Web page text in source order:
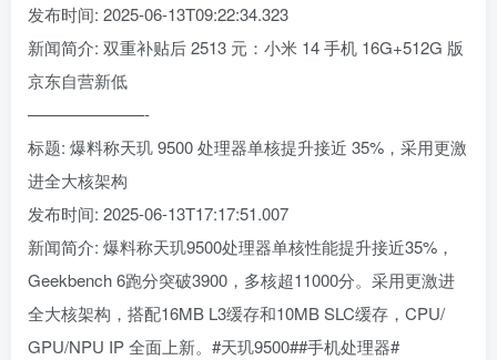
发布时间: 2025-06-13T09:22:34.323
新闻简介: 双重补贴后 2513 元：小米 14 手机 16G+512G 版
京东自营新低
———————-
标题: 爆料称天玑 9500 处理器单核提升接近 35%，采用更激
进全大核架构
发布时间: 2025-06-13T17:17:51.007
新闻简介: 爆料称天玑9500处理器单核性能提升接近35%，
Geekbench 6跑分突破3900，多核超11000分。采用更激进
全大核架构，搭配16MB L3缓存和10MB SLC缓存，CPU/
GPU/NPU IP 全面上新。#天玑9500##手机处理器#